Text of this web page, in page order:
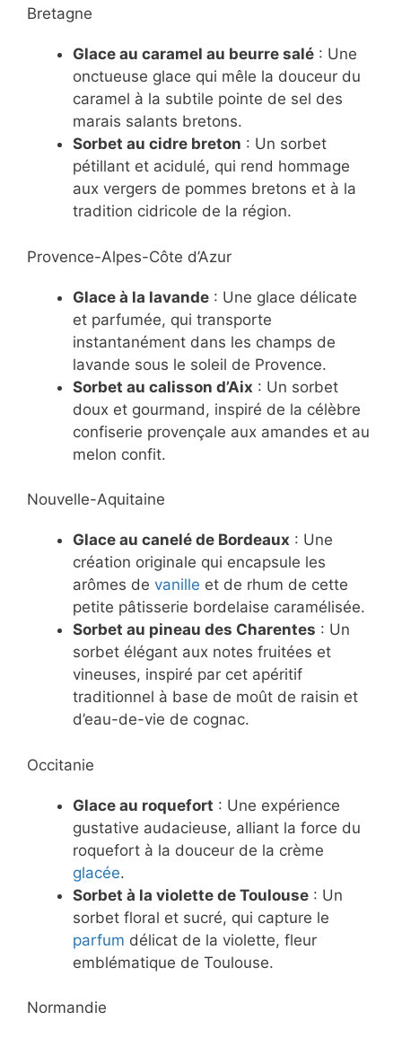
Bretagne
Glace au caramel au beurre salé : Une
onctueuse glace qui mêle la douceur du
caramel à la subtile pointe de sel des
marais salants bretons.
Sorbet au cidre breton : Un sorbet
pétillant et acidulé, qui rend hommage
aux vergers de pommes bretons et à la
tradition cidricole de la région.
Provence-Alpes-Côte d’Azur
Glace à la lavande : Une glace délicate
et parfumée, qui transporte
instantanément dans les champs de
lavande sous le soleil de Provence.
Sorbet au calisson d’Aix : Un sorbet
doux et gourmand, inspiré de la célèbre
confiserie provençale aux amandes et au
melon confit.
Nouvelle-Aquitaine
Glace au canelé de Bordeaux : Une
création originale qui encapsule les
arômes de vanille et de rhum de cette
petite pâtisserie bordelaise caramélisée.
Sorbet au pineau des Charentes : Un
sorbet élégant aux notes fruitées et
vineuses, inspiré par cet apéritif
traditionnel à base de moût de raisin et
d’eau-de-vie de cognac.
Occitanie
Glace au roquefort : Une expérience
gustative audacieuse, alliant la force du
roquefort à la douceur de la crème
glacée.
Sorbet à la violette de Toulouse : Un
sorbet floral et sucré, qui capture le
parfum délicat de la violette, fleur
emblématique de Toulouse.
Normandie